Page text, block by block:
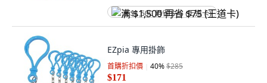
满 $1,500 再省 $75 (王道卡)
EZpia 專用掛飾
首購折扣價 40%$285
$171